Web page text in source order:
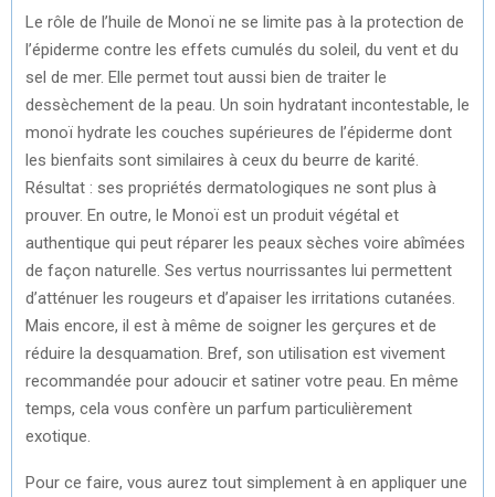
Le rôle de l’huile de Monoï ne se limite pas à la protection de
l’épiderme contre les effets cumulés du soleil, du vent et du
sel de mer. Elle permet tout aussi bien de traiter le
dessèchement de la peau. Un soin hydratant incontestable, le
monoï hydrate les couches supérieures de l’épiderme dont
les bienfaits sont similaires à ceux du beurre de karité.
Résultat : ses propriétés dermatologiques ne sont plus à
prouver. En outre, le Monoï est un produit végétal et
authentique qui peut réparer les peaux sèches voire abîmées
de façon naturelle. Ses vertus nourrissantes lui permettent
d’atténuer les rougeurs et d’apaiser les irritations cutanées.
Mais encore, il est à même de soigner les gerçures et de
réduire la desquamation. Bref, son utilisation est vivement
recommandée pour adoucir et satiner votre peau. En même
temps, cela vous confère un parfum particulièrement
exotique.
Pour ce faire, vous aurez tout simplement à en appliquer une